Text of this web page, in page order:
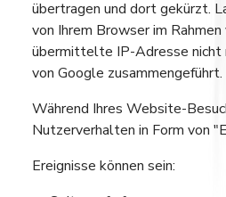
übertragen und dort gekürzt.
von Ihrem Browser im
übermittelte IP-Adresse nicht
von Google zusammengeführt.
Während Ihres Website-
Nutzerverhalten in Form von
Ereignisse können sein: